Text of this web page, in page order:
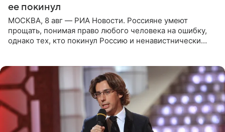
ее покинул
МОСКВА, 8 авг — РИА Новости. Россияне умеют
прощать, понимая право любого человека на ошибку,
однако тех, кто покинул Россию и ненавистнически